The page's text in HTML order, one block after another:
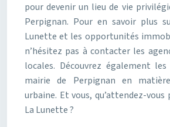
pour devenir un lieu de vie
Perpignan. Pour en savoir plus
Lunette et les opportunités
n’hésitez pas à contacter les
locales. Découvrez également
mairie de Perpignan en
urbaine. Et vous, qu’attendez-vous
La Lunette ?